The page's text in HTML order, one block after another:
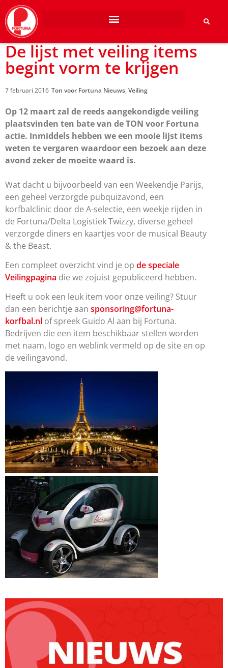
De lijst met veiling items
begint vorm te krijgen
7 februari 2016 Ton voor Fortuna Nieuws, Veiling
Op 12 maart zal de reeds aangekondigde veiling
plaatsvinden ten bate van de TON voor Fortuna
actie. Inmiddels hebben we een mooie lijst items
weten te vergaren waardoor een bezoek aan deze
avond zeker de moeite waard is.
Wat dacht u bijvoorbeeld van een Weekendje Parijs,
een geheel verzorgde pubquizavond, een
korfbalclinic door de A-selectie, een weekje rijden in
de Fortuna/Delta Logistiek Twizzy, diverse geheel
verzorgde diners en kaartjes voor de musical Beauty
& the Beast.
Een compleet overzicht vind je op de speciale
Veilingpagina die we zojuist gepubliceerd hebben.
Heeft u ook een leuk item voor onze veiling? Stuur
dan een berichtje aan sponsoring@fortuna-
korfbal.nl of spreek Guido Al aan bij Fortuna.
Bedrijven die een item beschikbaar stellen worden
met naam, logo en weblink vermeld op de site en op
de veilingavond.